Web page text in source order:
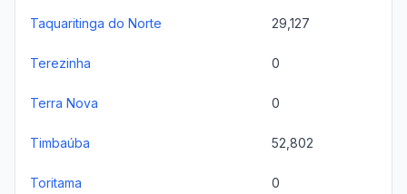
Taquaritinga do Norte 29,127
Terezinha 0
Terra Nova 0
Timbaúba 52,802
Toritama 0